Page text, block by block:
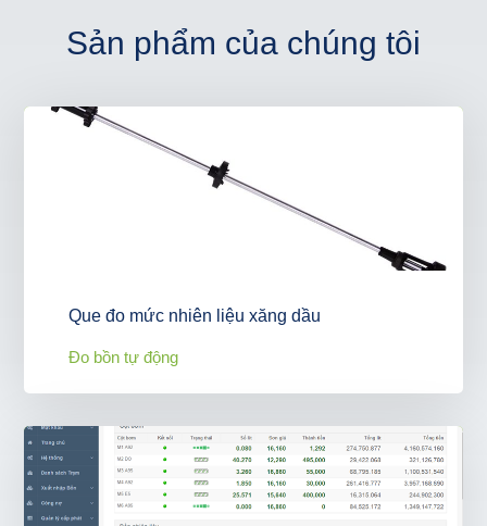
Sản phẩm của chúng tôi
Que đo mức nhiên liệu xăng dầu
Đo bồn tự động